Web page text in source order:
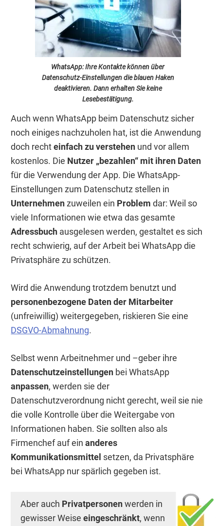
WhatsApp: Ihre Kontakte können über
Datenschutz-Einstellungen die blauen Haken
deaktivieren. Dann erhalten Sie keine
Lesebestätigung.
Auch wenn WhatsApp beim Datenschutz sicher
noch einiges nachzuholen hat, ist die Anwendung
doch rechteinfach zu verstehen und vor allem
kostenlos. Die Nutzer „bezahlen“ mit ihren Daten
für die Verwendung der App. Die WhatsApp-
Einstellungen zum Datenschutz stellen in
Unternehmenzuweilen ein Problemdar: Weil so
viele Informationen wie etwa das gesamte
Adressbuch ausgelesen werden, gestaltet es sich
recht schwierig, auf der Arbeit bei WhatsApp die
Privatsphäre zu schützen.
Wird die Anwendung trotzdem benutzt und
personenbezogene Daten der Mitarbeiter
(unfreiwillig) weitergegeben, riskieren Sie eine
DSGVO-Abmahnung.
Selbst wenn Arbeitnehmer und –geber ihre
Datenschutzeinstellungen bei WhatsApp
anpassen, werden sie der
Datenschutzverordnung nicht gerecht, weil sie nie
die volle Kontrolle über die Weitergabe von
Informationen haben. Sie sollten also als
Firmenchef auf einanderes
Kommunikationsmittel setzen, da Privatsphäre
bei WhatsApp nur spärlich gegeben ist.
Aber auch Privatpersonenwerden in
gewisser Weiseeingeschränkt, wenn